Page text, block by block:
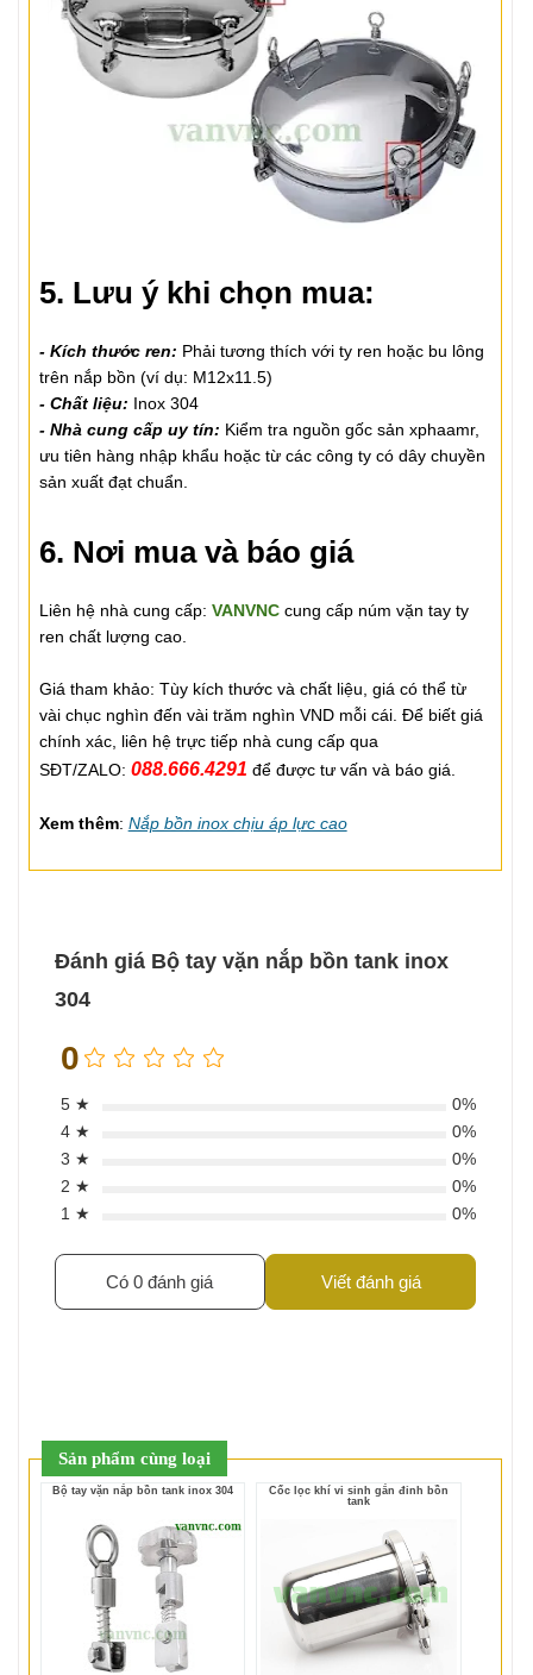
5. Lưu ý khi chọn mua:
- Kích thước ren: Phải tương thích với ty ren hoặc bu lông
trên nắp bồn (ví dụ: M12x11.5)
- Chất liệu: Inox 304
- Nhà cung cấp uy tín: Kiểm tra nguồn gốc sản xphaamr,
ưu tiên hàng nhập khẩu hoặc từ các công ty có dây chuyền
sản xuất đạt chuẩn.
6. Nơi mua và báo giá
Liên hệ nhà cung cấp: VANVNCcung cấp núm vặn tay ty
ren chất lượng cao.
Giá tham khảo: Tùy kích thước và chất liệu, giá có thể từ
vài chục nghìn đến vài trăm nghìn VND mỗi cái. Để biết giá
chính xác, liên hệ trực tiếp nhà cung cấp qua
SĐT/ZALO: 088.666.4291 để được tư vấn và báo giá.
Xem thêm: Nắp bồn inox chịu áp lực cao
Đánh giá Bộ tay vặn nắp bồn tank inox
304
0
5 ★
0%
4 ★
0%
3 ★
0%
2 ★
0%
1 ★
0%
Có 0 đánh giá Viết đánh giá
Sản phẩm cùng loại
Bộ tay vặn nắp bồn tank inox 304
Cốc lọc khí vi sinh gắn đỉnh bồn
tank